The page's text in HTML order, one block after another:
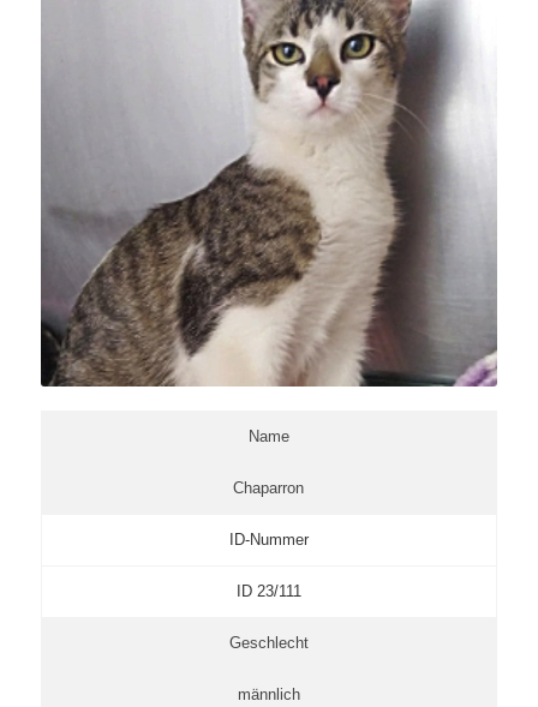
Name
Chaparron
ID-Nummer
ID 23/111
Geschlecht
männlich